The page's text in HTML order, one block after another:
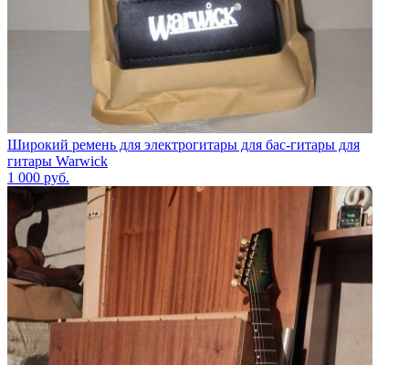
Широкий ремень для электрогитары для бас-гитары для
гитары Warwick
1 000 руб.